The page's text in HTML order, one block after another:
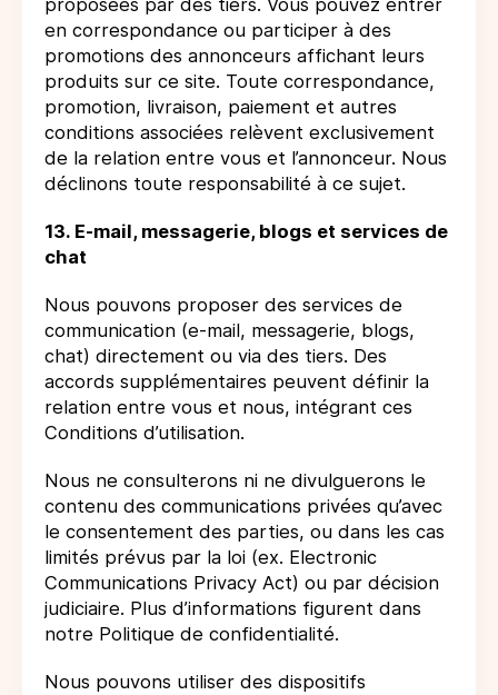
proposées par des tiers. Vous pouvez entrer
en correspondance ou participer à des
promotions des annonceurs affichant leurs
produits sur ce site. Toute correspondance,
promotion, livraison, paiement et autres
conditions associées relèvent exclusivement
de la relation entre vous et l’annonceur. Nous
déclinons toute responsabilité à ce sujet.
13. E-mail, messagerie, blogs et services de
chat
Nous pouvons proposer des services de
communication (e-mail, messagerie, blogs,
chat) directement ou via des tiers. Des
accords supplémentaires peuvent définir la
relation entre vous et nous, intégrant ces
Conditions d’utilisation.
Nous ne consulterons ni ne divulguerons le
contenu des communications privées qu’avec
le consentement des parties, ou dans les cas
limités prévus par la loi (ex. Electronic
Communications Privacy Act) ou par décision
judiciaire. Plus d’informations figurent dans
notre Politique de confidentialité.
Nous pouvons utiliser des dispositifs